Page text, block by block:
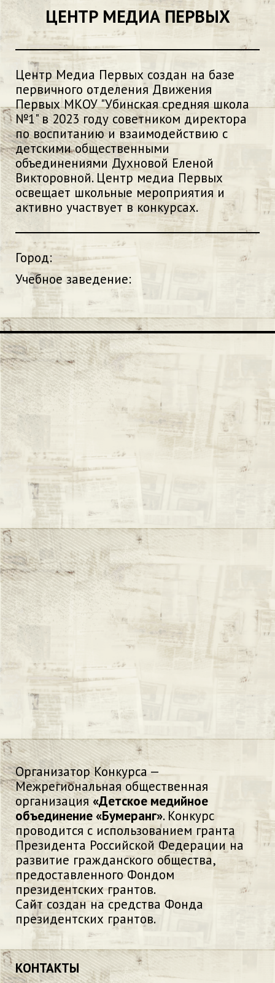
ЦЕНТР МЕДИА ПЕРВЫХ
Центр Медиа Первых создан на базе
первичного отделения Движения
Первых МКОУ "Убинская средняя школа
№1" в 2023 году советником директора
по воспитанию и взаимодействию с
детскими общественными
объединениями Духновой Еленой
Викторовной. Центр медиа Первых
освещает школьные мероприятия и
активно участвует в конкурсах.
Город:
Учебное заведение:
Организатор Конкурса —
Межрегиональная общественная
организация «Детское медийное
объединение «Бумеранг». Конкурс
проводится с использованием гранта
Президента Российской Федерации на
развитие гражданского общества,
предоставленного Фондом
президентских грантов.
Сайт создан на средства Фонда
президентских грантов.
КОНТАКТЫ